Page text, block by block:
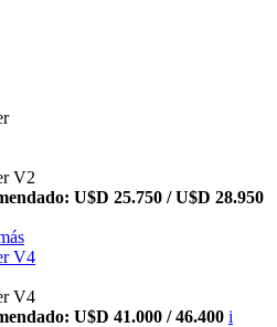
V2
U$D 25.750 / U$D 28.950
V4
V4
U$D 41.000 / 46.400 i